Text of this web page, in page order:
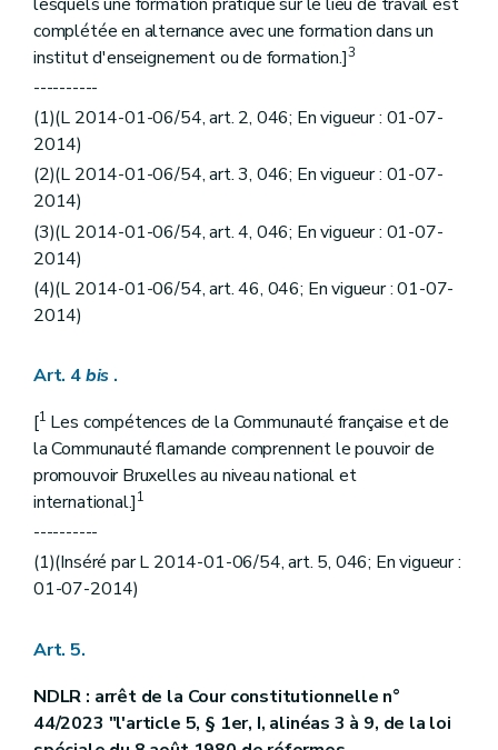
Titre VI Dispositions transitoires (L 1988-08-08/30, art. 17, 002; ED : 1988-08-23)
Art. 96
Art. 97
Art. 100
complétée en alternance avec une formation dans un
institut d'enseignement ou de formation.]3
----------
(1)(L 2014-01-06/54, art. 2, 046; En vigueur : 01-07-
2014)
(2)(L 2014-01-06/54, art. 3, 046; En vigueur : 01-07-
2014)
(3)(L 2014-01-06/54, art. 4, 046; En vigueur : 01-07-
2014)
(4)(L 2014-01-06/54, art. 46, 046; En vigueur : 01-07-
2014)
Art. 4bis .
[1 Les compétences de la Communauté française et de
la Communauté flamande comprennent le pouvoir de
promouvoir Bruxelles au niveau national et
international.]1
----------
(1)(Inséré par L 2014-01-06/54, art. 5, 046; En vigueur :
01-07-2014)
Art. 5.
NDLR : arrêt de la Cour constitutionnelle n°
44/2023 "l'article 5, § 1er, I, alinéas 3 à 9, de la loi